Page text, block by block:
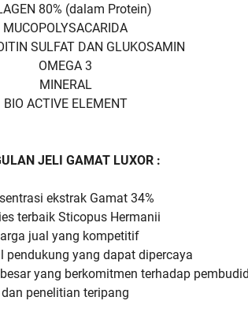
80% (dalam Protein)
MUCOPOLYSACARIDA
SULFAT DAN GLUKOSAMIN
OMEGA 3
MINERAL
BIO ACTIVE ELEMENT
JELI GAMAT LUXOR :
ekstrak Gamat 34%
terbaik Sticopus Hermanii
jual yang kompetitif
pendukung yang dapat dipercaya
yang berkomitmen terhadap
dan penelitian teripang